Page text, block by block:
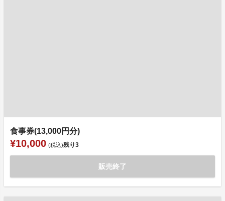
食事券(13,000円分)
¥10,000 (税込)残り3
販売終了